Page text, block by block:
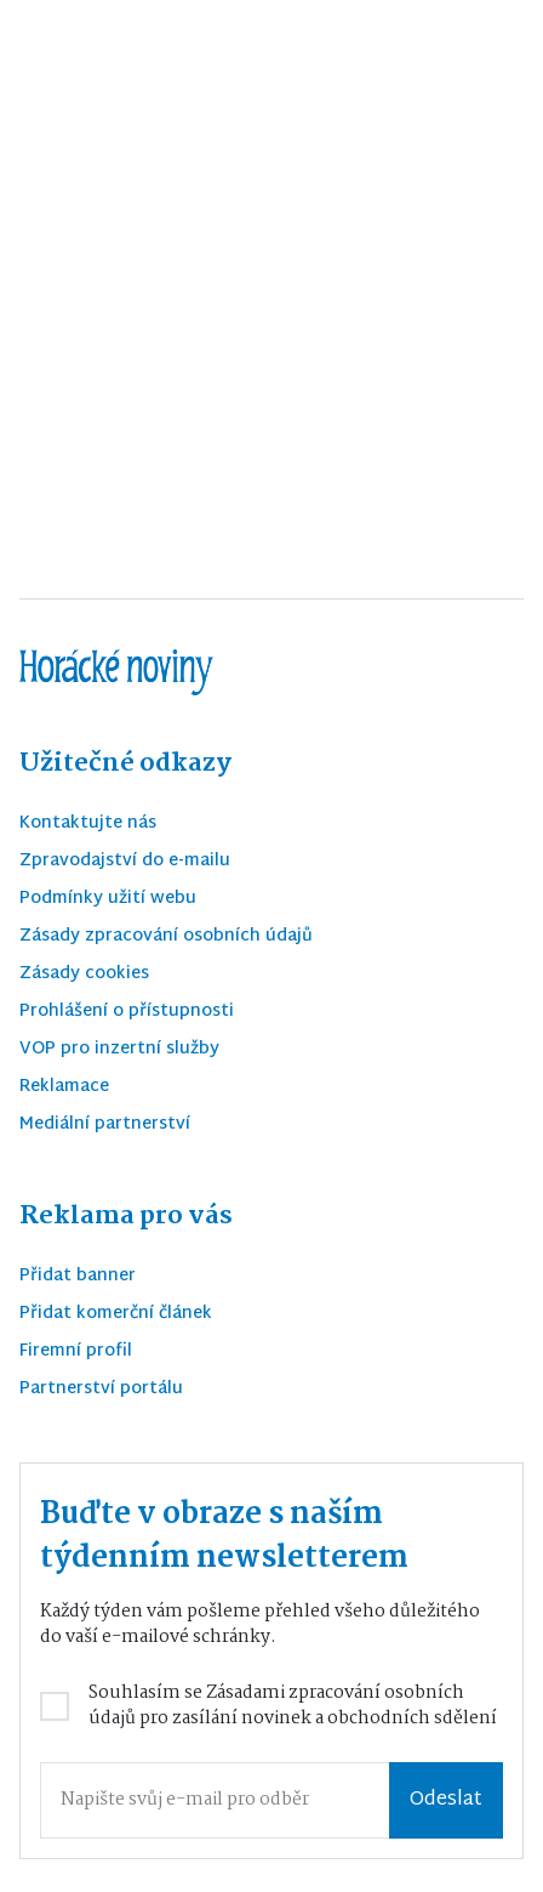
Užitečné odkazy
Kontaktujte nás
Zpravodajství do e-mailu
Podmínky užití webu
Zásady zpracování osobních údajů
Zásady cookies
Prohlášení o přístupnosti
VOP pro inzertní služby
Reklamace
Mediální partnerství
Reklama pro vás
Přidat banner
Přidat komerční článek
Firemní profil
Partnerství portálu
Buďte v obraze s naším
týdenním newsletterem
Každý týden vám pošleme přehled všeho důležitého
do vaší e-mailové schránky.
Souhlasím seZásadami zpracování osobních
údajůpro zasílání novinek a obchodních sdělení
Odeslat